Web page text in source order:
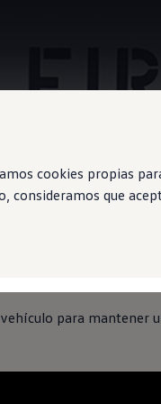
cookies propias
que
para mantener